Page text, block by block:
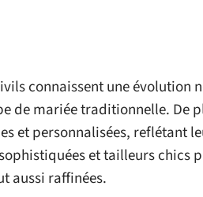
connaissent une évolution
de mariée traditionnelle. De
et personnalisées, reflétant
et tailleurs chics
aussi raffinées.